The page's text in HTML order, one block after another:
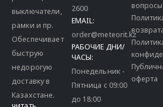
выключатели,
рамки и пр.
Обеспечивает
быструю
недорогую
доставку в
Казахстане.
2600
EMAIL:
order@meteorit.kz
РАБОЧИЕ ДНИ/
ЧАСЫ:
Понедельник -
Пятница с 09:00
до 18:00
вопросы
оферта